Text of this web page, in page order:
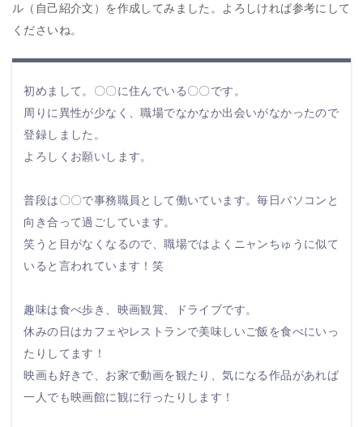
ル（自己紹介文）を作成してみました。よろしければ参考にして
くださいね。
初めまして。〇〇に住んでいる〇〇です。
周りに異性が少なく、職場でなかなか出会いがなかったので
登録しました。
よろしくお願いします。
普段は〇〇で事務職員として働いています。毎日パソコンと
向き合って過ごしています。
笑うと目がなくなるので、職場ではよくニャンちゅうに似て
いると言われています！笑
趣味は食べ歩き、映画観賞、ドライブです。
休みの日はカフェやレストランで美味しいご飯を食べにいっ
たりしてます！
映画も好きで、お家で動画を観たり、気になる作品があれば
一人でも映画館に観に行ったりします！